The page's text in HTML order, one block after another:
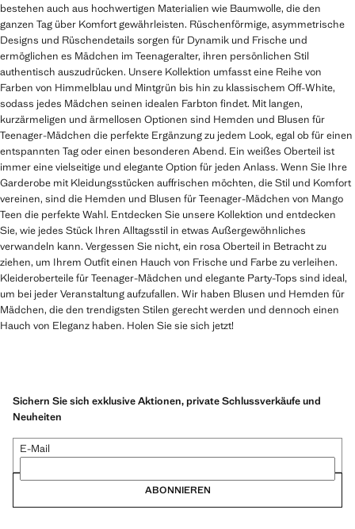
bestehen auch aus hochwertigen Materialien wie Baumwolle, die den
ganzen Tag über Komfort gewährleisten. Rüschenförmige, asymmetrische
Designs und Rüschendetails sorgen für Dynamik und Frische und
ermöglichen es Mädchen im Teenageralter, ihren persönlichen Stil
authentisch auszudrücken. Unsere Kollektion umfasst eine Reihe von
Farben von Himmelblau und Mintgrün bis hin zu klassischem Off-White,
sodass jedes Mädchen seinen idealen Farbton findet. Mit langen,
kurzärmeligen und ärmellosen Optionen sind Hemden und Blusen für
Teenager-Mädchen die perfekte Ergänzung zu jedem Look, egal ob für einen
entspannten Tag oder einen besonderen Abend. Ein weißes Oberteil ist
immer eine vielseitige und elegante Option für jeden Anlass. Wenn Sie Ihre
Garderobe mit Kleidungsstücken auffrischen möchten, die Stil und Komfort
vereinen, sind die Hemden und Blusen für Teenager-Mädchen von Mango
Teen die perfekte Wahl. Entdecken Sie unsere Kollektion und entdecken
Sie, wie jedes Stück Ihren Alltagsstil in etwas Außergewöhnliches
verwandeln kann. Vergessen Sie nicht, ein rosa Oberteil in Betracht zu
ziehen, um Ihrem Outfit einen Hauch von Frische und Farbe zu verleihen.
Kleideroberteile für Teenager-Mädchen und elegante Party-Tops sind ideal,
um bei jeder Veranstaltung aufzufallen. Wir haben Blusen und Hemden für
Mädchen, die den trendigsten Stilen gerecht werden und dennoch einen
Hauch von Eleganz haben. Holen Sie sie sich jetzt!
Sichern Sie sich exklusive Aktionen, private Schlussverkäufe und
Neuheiten
E-Mail
ABONNIEREN